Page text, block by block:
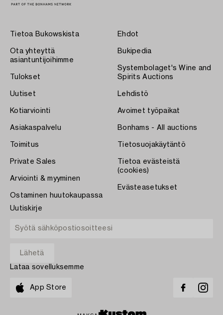
Tietoa Bukowskista
Ota yhteyttä
asiantuntijoihimme
Tulokset
Uutiset
Kotiarviointi
Asiakaspalvelu
Toimitus
Private Sales
Arviointi & myyminen
Ostaminen huutokaupassa
Ehdot
Bukipedia
Systembolaget's Wine and
Spirits Auctions
Lehdistö
Avoimet työpaikat
Bonhams - All auctions
Tietosuojakäytäntö
Tietoa evästeistä
(cookies)
Evästeasetukset
Uutiskirje
Lataa sovelluksemme
App Store